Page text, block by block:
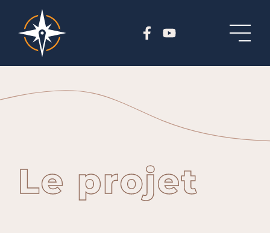
Le projet